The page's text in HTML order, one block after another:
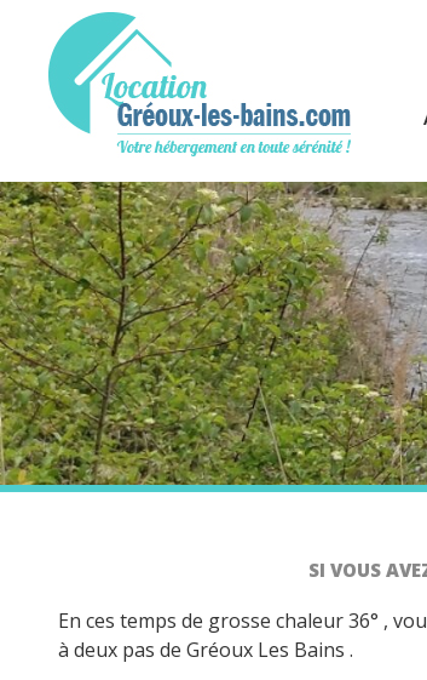
SI VOUS
En ces temps de grosse chaleur 36° ,
à deux pas de Gréoux Les Bains .